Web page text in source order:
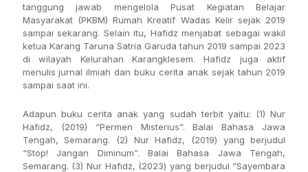
tanggung jawab mengelola Pusat Kegiatan Belajar
Masyarakat (PKBM) Rumah Kreatif Wadas Kelir sejak 2019
sampai sekarang. Selain itu, Hafidz menjabat sebagai wakil
ketua Karang Taruna Satria Garuda tahun 2019 sampai 2023
di wilayah Kelurahan Karangklesem. Hafidz juga aktif
menulis jurnal ilmiah dan buku cerita anak sejak tahun 2019
sampai saat ini.
Adapun buku cerita anak yang sudah terbit yaitu: (1) Nur
Hafidz, (2019) “Permen Misterius”. Balai Bahasa Jawa
Tengah, Semarang. (2) Nur Hafidz, (2019) yang berjudul
“Stop! Jangan Diminum”. Balai Bahasa Jawa Tengah,
Semarang. (3) Nur Hafidz, (2023) yang berjudul “Sayembara